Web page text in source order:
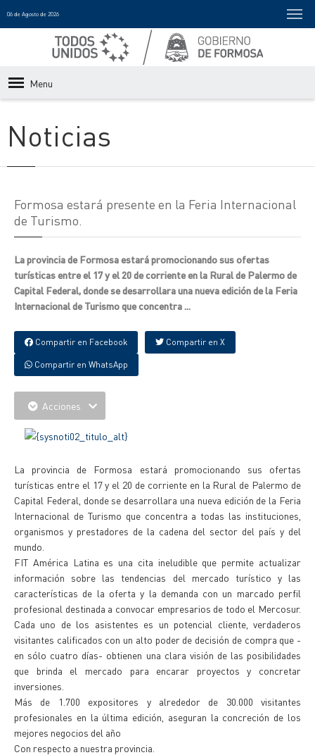
06 de Agosto de 2026
Menu
Noticias
Formosa estará presente en la Feria Internacional
de Turismo.
La provincia de Formosa estará promocionando sus ofertas
turísticas entre el 17 y el 20 de corriente en la Rural de Palermo de
Capital Federal, donde se desarrollara una nueva edición de la Feria
Internacional de Turismo que concentra ...
Compartir en Facebook Compartir en X
Compartir en WhatsApp
Acciones
La provincia de Formosa estará promocionando sus ofertas
turísticas entre el 17 y el 20 de corriente en la Rural de Palermo de
Capital Federal, donde se desarrollara una nueva edición de la Feria
Internacional de Turismo que concentra a todas las instituciones,
organismos y prestadores de la cadena del sector del país y del
mundo.
FIT América Latina es una cita ineludible que permite actualizar
información sobre las tendencias del mercado turístico y las
características de la oferta y la demanda con un marcado perfil
profesional destinada a convocar empresarios de todo el Mercosur.
Cada uno de los asistentes es un potencial cliente, verdaderos
visitantes calificados con un alto poder de decisión de compra que -
en sólo cuatro días- obtienen una clara visión de las posibilidades
que brinda el mercado para encarar proyectos y concretar
inversiones.
Más de 1.700 expositores y alrededor de 30.000 visitantes
profesionales en la última edición, aseguran la concreción de los
mejores negocios del año
Con respecto a nuestra provincia.